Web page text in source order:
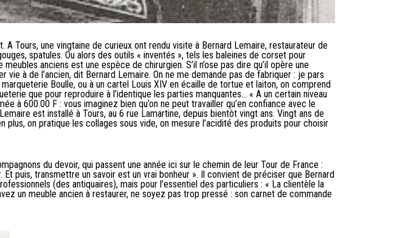
Tours, une vingtaine de curieux ont rendu visite à Bernard Lemaire, restaurateur de
spatules. Ou alors des outils « inventés », tels les baleines de corset pour
anciens est une espèce de chirurgien. S’il n’ose pas dire qu’il opère une
à de l’ancien, dit Bernard Lemaire. On ne me demande pas de fabriquer : je pars
Boulle, ou à un cartel Louis XIV en écaille de tortue et laiton, on comprend
que pour reproduire à l’identique les parties manquantes… « A un certain niveau
à 600.00 F : vous imaginez bien qu’on ne peut travailler qu’en confiance avec le
est installé à Tours, au 6 rue Lamartine, depuis bientôt vingt ans. Vingt ans de
on pratique les collages sous vide, on mesure l’acidité des produits pour choisir
du devoir, qui passent une année ici sur le chemin de leur Tour de France :
puis, transmettre un savoir est un vrai bonheur ». Il convient de préciser que Bernard
(des antiquaires), mais pour l’essentiel des particuliers : « La clientèle la
un meuble ancien à restaurer, ne soyez pas trop pressé : son carnet de commande